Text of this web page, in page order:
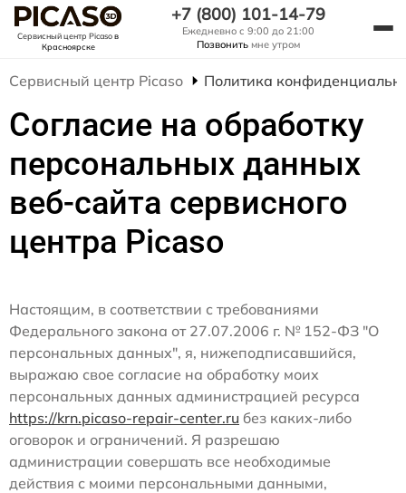
Сервисный центр Picasoв
Красноярске
+7 (800) 101-14-79
Ежедневно с 9:00 до 21:00
Позвонить мне утром
Сервисный центр Picaso Политика
Согласие на обработку
персональных данных
веб-сайта сервисного
центра Picaso
Настоящим, в соответствии с требованиями
Федерального закона от 27.07.2006 г. № 152-ФЗ "О
персональных данных", я, нижеподписавшийся,
выражаю свое согласие на обработку моих
персональных данных администрацией ресурса
https://krn.picaso-repair-center.ru без каких-либо
оговорок и ограничений. Я разрешаю
администрации совершать все необходимые
действия с моими персональными данными,